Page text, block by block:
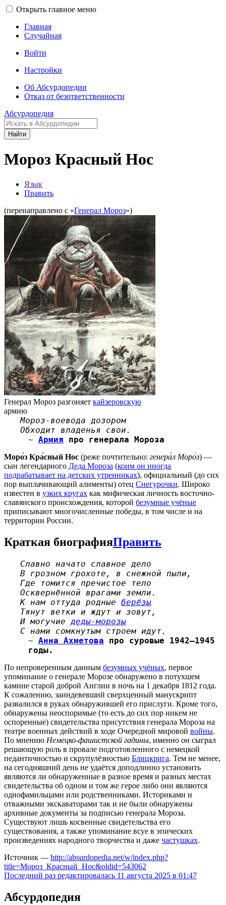
Открыть главное меню
Главная
Случайная
Войти
Настройки
Об Абсурдопедии
Отказ от безответственности
Абсурдопедия
Найти
Мороз Красный Нос
Язык
Править
(перенаправлено с «Генерал Мороз»)
Генерал Мороз разгоняет кайзеровскую
армию
Мороз-воевода дозором
Обходит владенья свои.
~ Армия про генерала Мороза
Моро́з Кра́сный Нос (реже почтительно: генера́л Моро́з) —
сын легендарного Деда Мороза (коим он иногда
подрабатывает на детских утренниках), официальный (до сих
пор выплачивающий алименты) отец Снегурочки. Широко
известен в узких кругах как мифическая личность восточно-
славянского происхождения, которой безумные учёные
приписывают многочисленные победы, в том числе и на
территории России.
Краткая биографияПравить
Славно начато славное дело
В грозном грохоте, в снежной пыли,
Где томится пречистое тело
Осквернённой врагами земли.
К нам оттуда родные берёзы
Тянут ветки и ждут и зовут,
И могучие деды-морозы
С нами сомкнутым строем идут.
~ Анна Ахметова про суровые 1942—1945
годы.
По непроверенным данным безумных учёных, первое
упоминание о генерале Морозе обнаружено в потухшем
камине старой доброй Англии в ночь на 1 декабря 1812 года.
К сожалению, заиндевевший сверхценный манускрипт
развалился в руках обнаружившей его прислуги. Кроме того,
обнаружены неоспоримые (то есть до сих пор никем не
оспоренные) свидетельства присутствия генерала Мороза на
театре военных действий в ходе Очередной мировой войны.
По мнению Немецко-фашистской гадины, именно он сыграл
решающую роль в провале подготовленного с немецкой
педантичностью и скрупулёзностью Блицкрига. Тем не менее,
на сегодняшний день не удаётся доподлинно установить
являются ли обнаруженные в разное время и разных местах
свидетельства об одном и том же герое либо они являются
однофамильцами или родственниками. Историками и
отважными экскаваторами так и не были обнаружены
архивные документы за подписью генерала Мороза.
Существуют лишь косвенные свидетельства его
существования, а также упоминание всуе в эпических
произведениях народного творчества и даже частушках.
Источник — http://absurdopedia.net/w/index.php?
title=Мороз_Красный_Нос&oldid=543062
Последний раз редактировалась 11 августа 2025 в 01:47
Абсурдопедия